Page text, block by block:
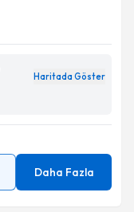
Haritada Göster
Daha Fazla